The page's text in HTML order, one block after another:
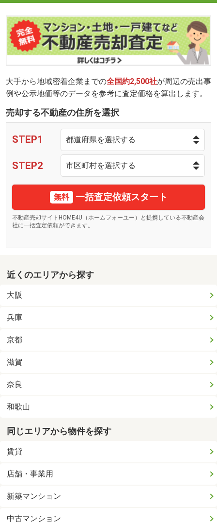
大手から地域密着企業までの全国約2,500社が周辺の売出事
例や公示地価等のデータを参考に査定価格を算出します。
売却する不動産の住所を選択
STEP1
STEP2
無料 一括査定依頼スタート
不動産売却サイトHOME4U（ホームフォーユー）と提携している不動産会
社に一括査定依頼ができます。
近くのエリアから探す
大阪
兵庫
京都
滋賀
奈良
和歌山
同じエリアから物件を探す
賃貸
店舗・事業用
新築マンション
中古マンション